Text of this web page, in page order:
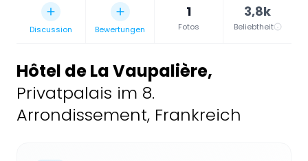
Discussion Bewertungen
1
Fotos
3,8k
Beliebtheit
Hôtel de La Vaupalière,
Privatpalais im 8.
Arrondissement, Frankreich